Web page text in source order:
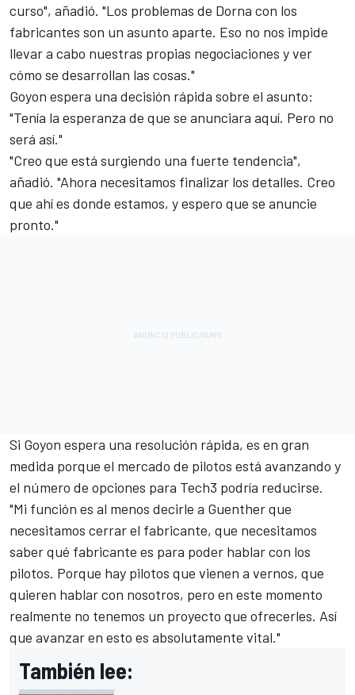
curso", añadió. "Los problemas de Dorna con los
fabricantes son un asunto aparte. Eso no nos impide
llevar a cabo nuestras propias negociaciones y ver
cómo se desarrollan las cosas."
Goyon espera una decisión rápida sobre el asunto:
"Tenía la esperanza de que se anunciara aquí. Pero no
será así."
"Creo que está surgiendo una fuerte tendencia",
añadió. "Ahora necesitamos finalizar los detalles. Creo
que ahí es donde estamos, y espero que se anuncie
pronto."
Si Goyon espera una resolución rápida, es en gran
medida porque el mercado de pilotos está avanzando y
el número de opciones para Tech3 podría reducirse.
"Mi función es al menos decirle a Guenther que
necesitamos cerrar el fabricante, que necesitamos
saber qué fabricante es para poder hablar con los
pilotos. Porque hay pilotos que vienen a vernos, que
quieren hablar con nosotros, pero en este momento
realmente no tenemos un proyecto que ofrecerles. Así
que avanzar en esto es absolutamente vital."
También lee: